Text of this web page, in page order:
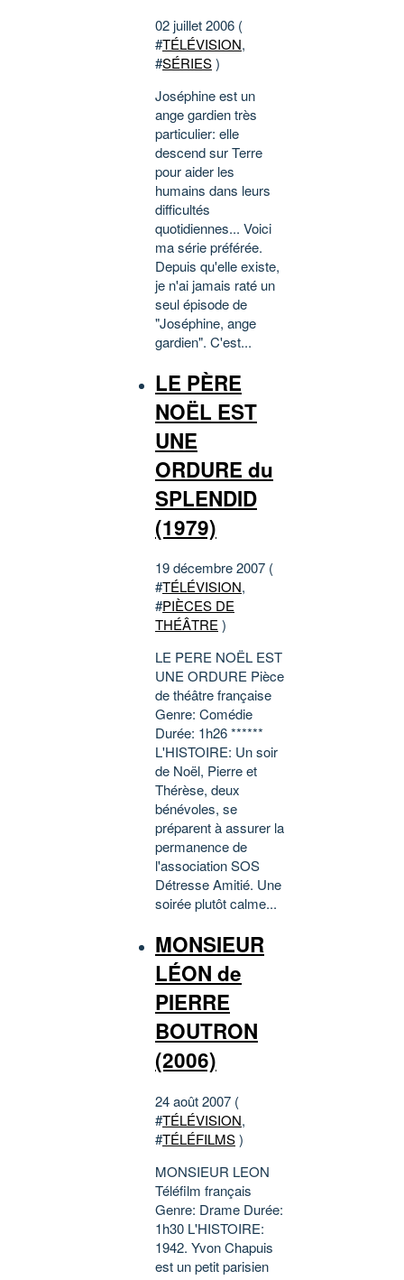
02 juillet 2006 (
#TÉLÉVISION,
#SÉRIES)
Joséphine est un
ange gardien très
particulier: elle
descend sur Terre
pour aider les
humains dans leurs
difficultés
quotidiennes... Voici
ma série préférée.
Depuis qu'elle existe,
je n'ai jamais raté un
seul épisode de
"Joséphine, ange
gardien". C'est...
LE PÈRE
NOËL EST
UNE
ORDURE du
SPLENDID
(1979)
19 décembre 2007 (
#TÉLÉVISION,
#PIÈCES DE
THÉÂTRE)
LE PERE NOËL EST
UNE ORDURE Pièce
de théâtre française
Genre: Comédie
Durée: 1h26 ******
L'HISTOIRE: Un soir
de Noël, Pierre et
Thérèse, deux
bénévoles, se
préparent à assurer la
permanence de
l'association SOS
Détresse Amitié. Une
soirée plutôt calme...
MONSIEUR
LÉON de
PIERRE
BOUTRON
(2006)
24 août 2007 (
#TÉLÉVISION,
#TÉLÉFILMS)
MONSIEUR LEON
Téléfilm français
Genre: Drame Durée:
1h30 L'HISTOIRE:
1942. Yvon Chapuis
est un petit parisien